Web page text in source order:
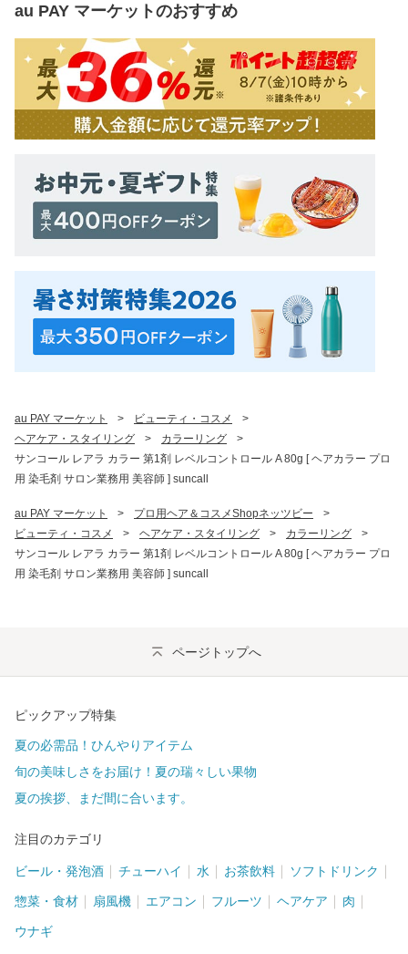
au PAY マーケットのおすすめ
au PAY マーケット > ビューティ・コスメ
>
ヘアケア・スタイリング
> カラーリング
>
サンコール レアラ カラー 第1剤 レベルコントロール A 80g [ ヘアカラー プロ
用 染毛剤 サロン業務用 美容師 ] suncall
au PAY マーケット > プロ用ヘア＆コスメShopネッツビー
>
ビューティ・コスメ
> ヘアケア・スタイリング > カラーリング
>
サンコール レアラ カラー 第1剤 レベルコントロール A 80g [ ヘアカラー プロ
用 染毛剤 サロン業務用 美容師 ] suncall
ページトップへ
ピックアップ特集
夏の必需品！ひんやりアイテム
旬の美味しさをお届け！夏の瑞々しい果物
夏の挨拶、まだ間に合います。
注目のカテゴリ
ビール・発泡酒 チューハイ 水 お茶飲料 ソフトドリンク
惣菜・食材 扇風機 エアコン フルーツ ヘアケア 肉
ウナギ